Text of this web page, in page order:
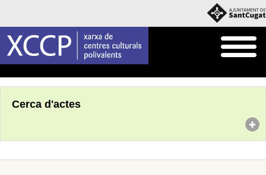
Cerca d'actes